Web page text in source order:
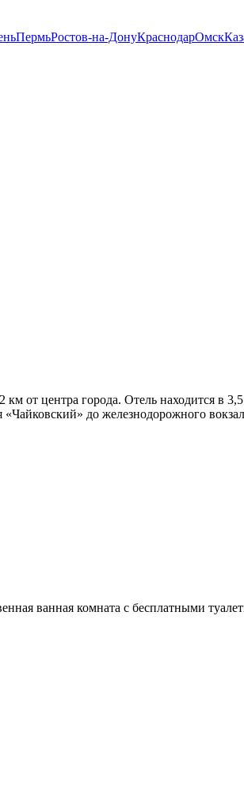
ПермьРостов-на-ДонуКраснодарОмск
от центра города. Отель находится в
до железнодорожного
ванная комната с бесплатными